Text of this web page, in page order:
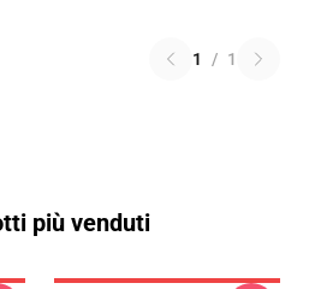
1 / 1
più venduti